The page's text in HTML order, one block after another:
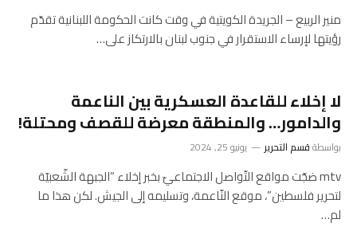
منير الربيع – الجريدة الكويتية في وقت كانت الحكومة اللبنانية تقدّم
رؤيتها لإرساء الاستقرار في جنوب لبنان بالارتكاز على…
لا إخلاء للقاعدة العسكرية بين الناعمة
والدامور… والمنطقة معرضة للقصف ومحتلة!
بواسطةقسم التحرير يونيو 25, 2024
mtv ضجّت مواقع التّواصل الاجتماعيّ بخبر إخلاء “الجبهة الشّعبيّة
لتحرير فلسطين”، موقع النّاعمة، وتسليمه إلى الجيش. لكن هذا ما
لم…